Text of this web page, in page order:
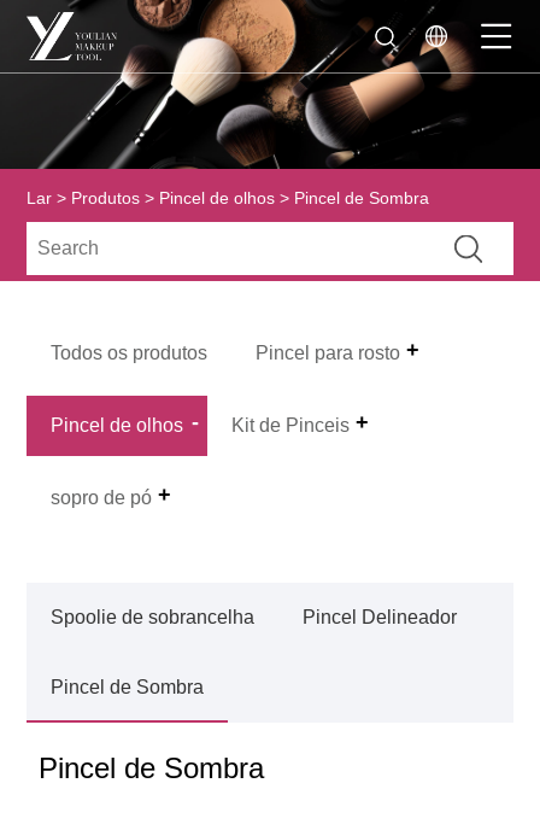
Lar > Produtos > Pincel de olhos > Pincel de Sombra
Todos os produtos Pincel para rosto
Pincel de olhos Kit de Pinceis
sopro de pó
Spoolie de sobrancelha Pincel Delineador
Pincel de Sombra
Pincel de Sombra